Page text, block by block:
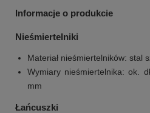
Informacje o produkcie
Nieśmiertelniki
Materiał nieśmiertelników: stal
Wymiary nieśmiertelnika: ok.
mm
Łańcuszki